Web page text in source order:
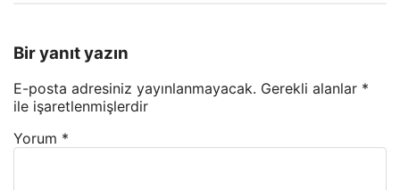
Bir yanıt yazın
E-posta adresiniz yayınlanmayacak. Gerekli alanlar *
ile işaretlenmişlerdir
Yorum *